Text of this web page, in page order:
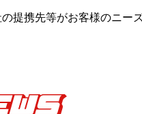
提携先等がお客様のニー